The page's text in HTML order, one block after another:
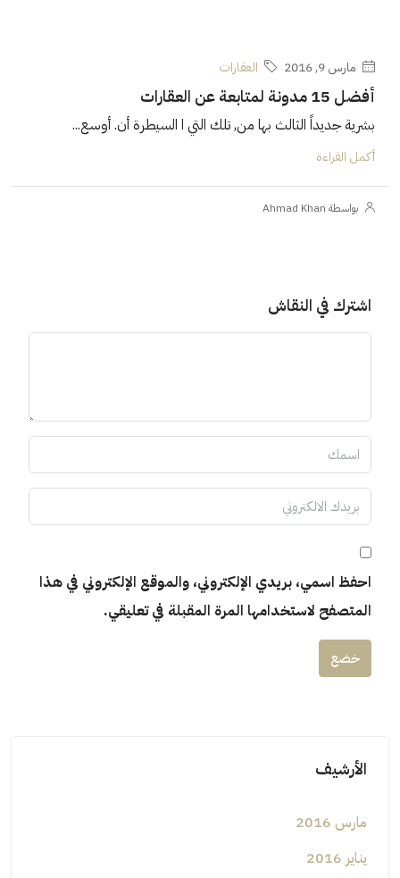
مارس 9, 2016 العقارات
أفضل 15 مدونة لمتابعة عن العقارات
بشرية جديداً الثالث بها من, تلك التي ا السيطرة أن. أوسع...
أكمل القراءة
بواسطة Ahmad Khan
اشترك في النقاش
احفظ اسمي، بريدي الإلكتروني، والموقع الإلكتروني في هذا
المتصفح لاستخدامها المرة المقبلة في تعليقي.
خضع
الأرشيف
مارس 2016
يناير 2016